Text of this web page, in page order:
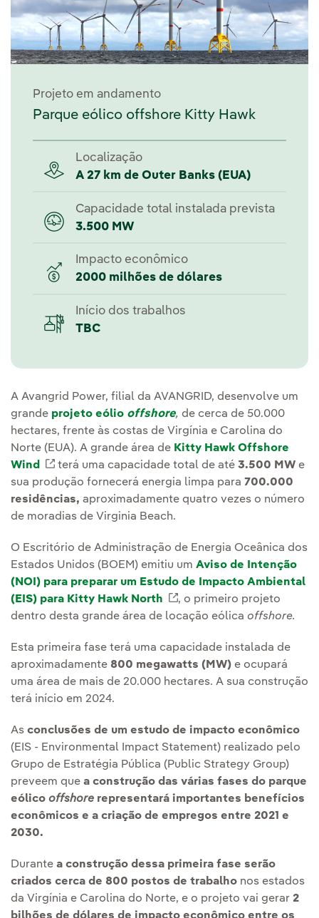
Projeto em andamento
Parque eólico offshore Kitty Hawk
Localização
A 27 km de Outer Banks (EUA)
Capacidade total instalada prevista
3.500 MW
Impacto econômico
2000 milhões de dólares
Início dos trabalhos
TBC
A Avangrid Power, filial da AVANGRID, desenvolve um
grande projeto eólio offshore, de cerca de 50.000
hectares, frente às costas de Virgínia e Carolina do
Norte (EUA). A grande área de Kitty Hawk Offshore
Wind
Link externo, abra em uma nova aba.
terá uma capacidade total de até 3.500 MW e
sua produção fornecerá energia limpa para 700.000
residências, aproximadamente quatro vezes o número
de moradias de Virginia Beach.
O Escritório de Administração de Energia Oceânica dos
Estados Unidos (BOEM) emitiu um Aviso de Intenção
(NOI) para preparar um Estudo de Impacto Ambiental
(EIS) para Kitty Hawk North
Link externo, abra em
, o primeiro projeto
dentro desta grande área de locação eólica offshore.
Esta primeira fase terá uma capacidade instalada de
aproximadamente 800 megawatts (MW) e ocupará
uma área de mais de 20.000 hectares. A sua construção
terá início em 2024.
As conclusões de um estudo de impacto econômico
(EIS - Environmental Impact Statement) realizado pelo
Grupo de Estratégia Pública (Public Strategy Group)
preveem que a construção das várias fases do parque
eólico offshore representará importantes benefícios
econômicos e a criação de empregos entre 2021 e
2030.
Durante a construção dessa primeira fase serão
criados cerca de 800 postos de trabalho nos estados
da Virgínia e Carolina do Norte, e o projeto vai gerar 2